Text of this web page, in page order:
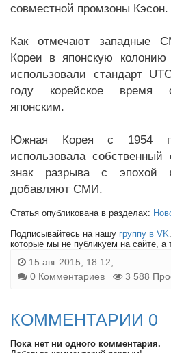
совместной промзоны Кэсон.
Как отмечают западные
Кореи в японскую
использовали стандарт
году корейское время
японским.
Южная Корея с 1954
использовала собственный
знак разрыва с эпохой
добавляют СМИ.
Статья опубликована в разделах:
Подписывайтесь на нашу группу в VK
которые мы не публикуем на сайте, а
15 авг 2015, 18:12,
0 Комментариев
3 588
КОММЕНТАРИИ 0
Пока нет ни одного комментария.